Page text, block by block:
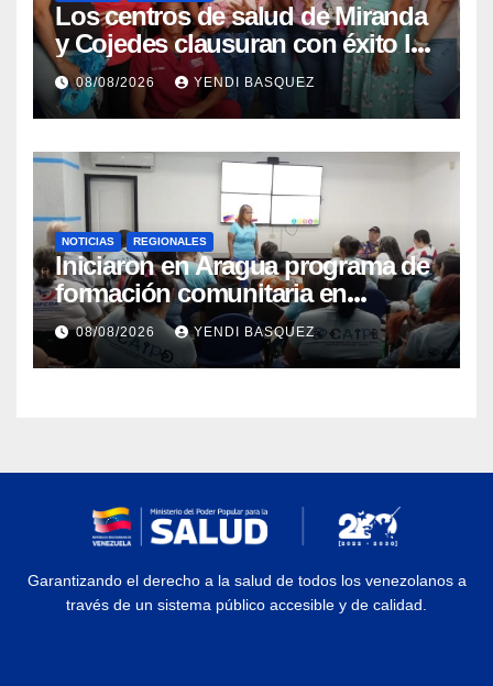
Los centros de salud de Miranda
y Cojedes clausuran con éxito la
Semana Mundial de la Lactancia
Materna
08/08/2026 YENDI BASQUEZ
NOTICIAS REGIONALES
Iniciaron en Aragua programa de
formación comunitaria en
atención a personas con
discapacidad
08/08/2026 YENDI BASQUEZ
Garantizando el derecho a la salud de todos los venezolanos a
través de un sistema público accesible y de calidad.